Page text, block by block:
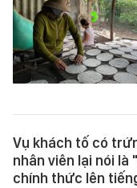
Vụ khách tố có
nhân viên lại nói là
chính thức lên